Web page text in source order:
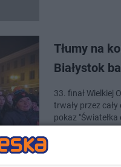
Tłumy na
Białystok
33. finał Wielkiej
trwały przez
pokaz "Światełka